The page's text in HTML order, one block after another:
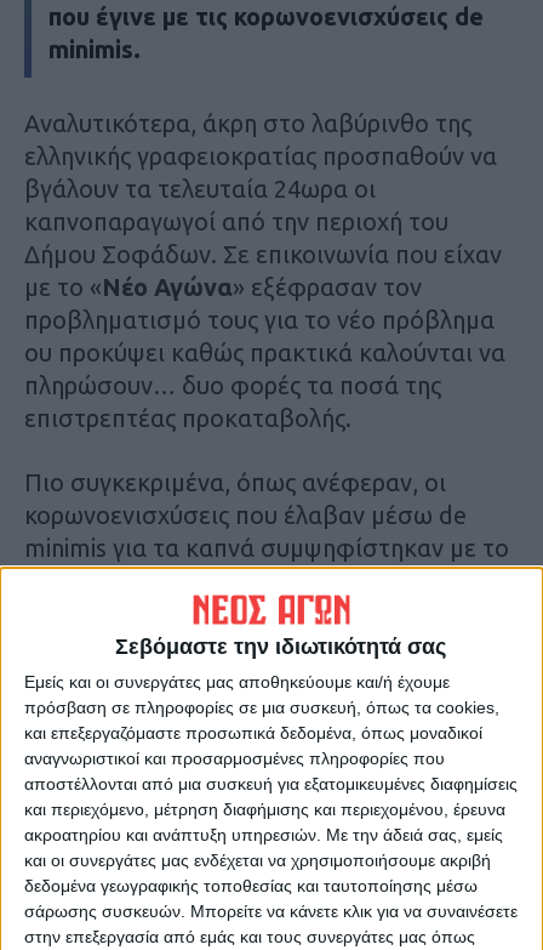
Σεβόμαστε την ιδιωτικότητά σας
Εμείς και οι συνεργάτες μας αποθηκεύουμε και/ή έχουμε
πρόσβαση σε πληροφορίες σε μια συσκευή, όπως τα cookies,
και επεξεργαζόμαστε προσωπικά δεδομένα, όπως μοναδικοί
αναγνωριστικοί και προσαρμοσμένες πληροφορίες που
αποστέλλονται από μια συσκευή για εξατομικευμένες διαφημίσεις
και περιεχόμενο, μέτρηση διαφήμισης και περιεχομένου, έρευνα
ακροατηρίου και ανάπτυξη υπηρεσιών. Με την άδειά σας, εμείς
και οι συνεργάτες μας ενδέχεται να χρησιμοποιήσουμε ακριβή
δεδομένα γεωγραφικής τοποθεσίας και ταυτοποίησης μέσω
σάρωσης συσκευών. Μπορείτε να κάνετε κλικ για να συναινέσετε
στην επεξεργασία από εμάς και τους συνεργάτες μας όπως
που έγινε με τις κορωνοενισχύσεις de
minimis.
Αναλυτικότερα, άκρη στο λαβύρινθο της
ελληνικής γραφειοκρατίας προσπαθούν να
βγάλουν τα τελευταία 24ωρα οι
καπνοπαραγωγοί από την περιοχή του
Δήμου Σοφάδων. Σε επικοινωνία που είχαν
με το «Νέο Αγώνα» εξέφρασαν τον
προβληματισμό τους για το νέο πρόβλημα
ου προκύψει καθώς πρακτικά καλούνται να
πληρώσουν… δυο φορές τα ποσά της
επιστρεπτέας προκαταβολής.
Πιο συγκεκριμένα, όπως ανέφεραν, οι
κορωνοενισχύσεις που έλαβαν μέσω de
minimis για τα καπνά συμψηφίστηκαν με το
θα έπρεπε να επιστρέψουν στο κράτος.
Τώρα, με την ανάρτηση των εκκαθαριστών
της επιστρεπτέας προκαταβολής, οι
Οικονομικές Αρχές τους ζητούν να
επιστρέψουν ξανά τα ποσά αυτά. Μάλιστα
προσθέτουν ότι ο συμψηφισμός με τα
deminimis έγινε για το σύνολο (εφάπαξ) των
ποσών της επιστρεπτέας δίχως να δοθεί μια
επιπλέον έκπτωση της τάξης του 15% που
ισχύει σήμερα.